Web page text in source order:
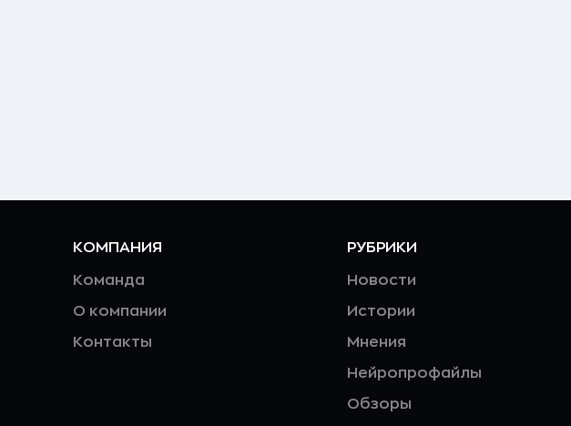
КОМПАНИЯ
Команда
О компании
Контакты
РУБРИКИ
Новости
Истории
Мнения
Нейропрофайлы
Обзоры